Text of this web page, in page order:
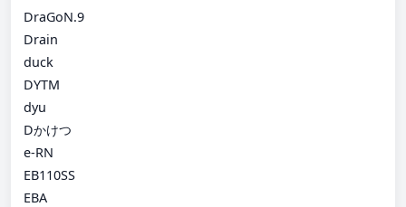
DraGoN.9
Drain
duck
DYTM
dyu
Dかけつ
e-RN
EB110SS
EBA